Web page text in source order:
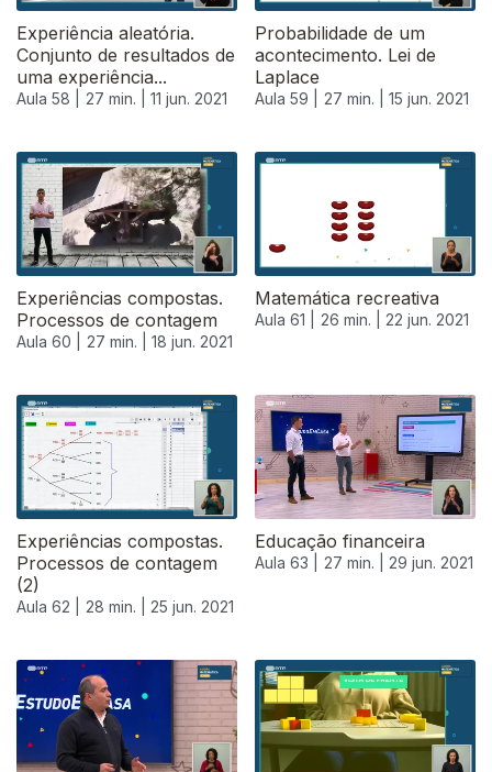
Experiência aleatória.
Conjunto de resultados de
uma experiência...
Aula 58 | 27 min. | 11 jun. 2021
Probabilidade de um
acontecimento. Lei de
Laplace
Aula 59 | 27 min. | 15 jun. 2021
Experiências compostas.
Processos de contagem
Aula 60 | 27 min. | 18 jun. 2021
Matemática recreativa
Aula 61 | 26 min. | 22 jun. 2021
Experiências compostas.
Processos de contagem
(2)
Aula 62 | 28 min. | 25 jun. 2021
Educação financeira
Aula 63 | 27 min. | 29 jun. 2021
556647